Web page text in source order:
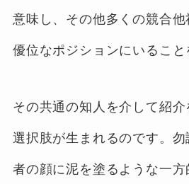
意味し、その他多くの競合
優位なポジションにいること
その共通の知人を介して紹介
選択肢が生まれるのです。
者の顔に泥を塗るような一